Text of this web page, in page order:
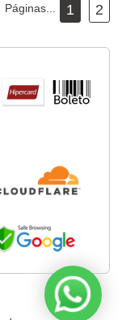
Páginas... 1 2